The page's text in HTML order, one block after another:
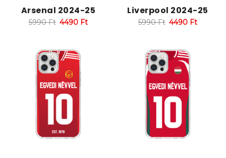
Arsenal 2024-25
5990Ft 4490 Ft
Liverpool 2024-25
5990Ft 4490 Ft